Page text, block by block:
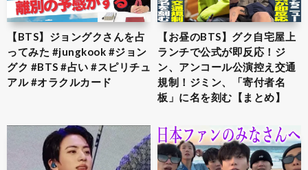
【BTS】ジョングクさんを占
ってみた #jungkook #ジョン
グク #BTS #占い #スピリチュ
アル #オラクルカード
【お昼のBTS】グク自宅屋上
ランチで公式が即反応！ジ
ン、アンコール公演控え交通
規制！ジミン、「寄付者名
板」に名を刻む【まとめ】